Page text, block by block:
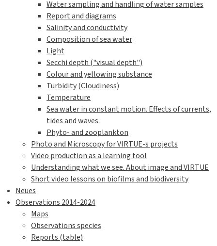
Water sampling and handling of water samples
Report and diagrams
Salinity and conductivity
Composition of sea water
Light
Secchi depth ("visual depth")
Colour and yellowing substance
Turbidity (Cloudiness)
Temperature
Sea water in constant motion. Effects of currents,
tides and waves.
Phyto- and zooplankton
Photo and Microscopy for VIRTUE-s projects
Video production as a learning tool
Understanding what we see. About image and VIRTUE
Short video lessons on biofilms and biodiversity
Neues
Observations 2014-2024
Maps
Observations species
Reports (table)